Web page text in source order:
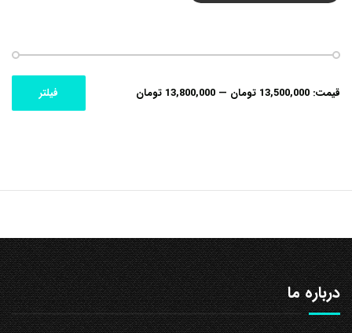
حداقل
حداکثر
فیلتر قیمت: 13,500,000 تومان — 13,800,000 تومان
درباره ما